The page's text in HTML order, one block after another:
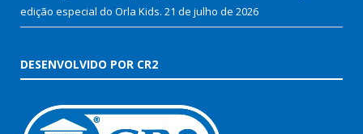
edição especial do Orla Kids. 21 de julho de 2026
DESENVOLVIDO POR CR2